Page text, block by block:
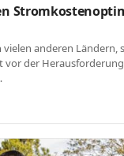
vielen anderen Ländern,
vor der